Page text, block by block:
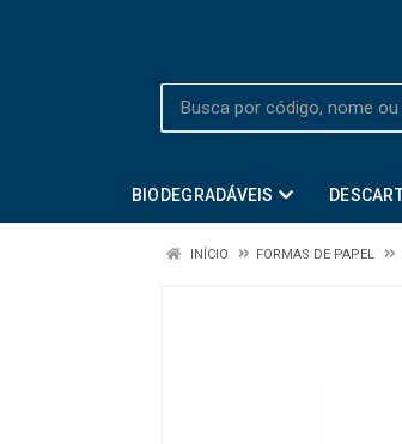
BIODEGRADÁVEIS
INÍCIO FORMAS DE PAPEL